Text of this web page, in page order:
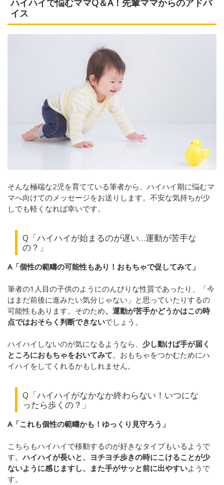
イス
そんな極端な2児を育てている筆者から、ハイハイ期に悩むマ
マへ向けてのメッセージをお送りします。不安な気持ちが少
しでも軽くなれば幸いです。
Q「ハイハイが始まるのが遅い…運動が苦手な
の？」
A「個性の範疇の可能性もあり！おもちゃで促してみて」
筆者の1人目の子供のようにのんびりな性質であったり、「今
はまだ前後に進みたい気分じゃない」と思っていたりするの
可能性もあります。そのため、運動が苦手かどうかはこの時
点ではおそらく判断できないでしょう。
ハイハイしないのが気になるようなら、 少し動けば手が届く
ところにおもちゃをおいてみて。おもちゃをつかむためにハ
イハイをしてくれるかもしれません。
Q「ハイハイがなかなか終わらない！いつにな
ったら歩くの？」
A「これも個性の範疇かも！ゆっくり見守ろう」
こちらもハイハイで移動するのが好きなタイプもいるようで
す。ハイハイが長いと、ヨチヨチ歩きの時にこけることが少
ないように感じますし、また手がサッと前に出やすいようで
す。